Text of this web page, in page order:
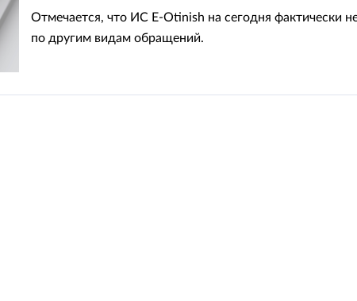
дебюрократизации — адвокат
Отмечается, что ИС E-Otinish на сегодня фактически
по другим видам обращений.